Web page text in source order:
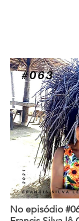
No episódio